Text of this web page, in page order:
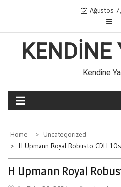
content
Ağustos
KENDINE
Kendine
Home
Uncategorized
H Upmann Royal Robusto CDH
H Upmann Royal